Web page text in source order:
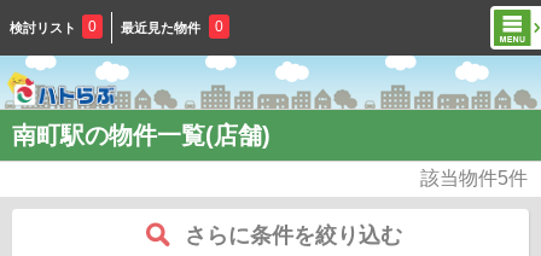
検討リスト 0 最近見た物件 0
南町駅の物件一覧(店舗)
該当物件5件
さらに条件を絞り込む